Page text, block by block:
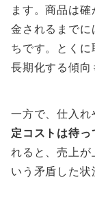
ます。商品は
金されるまでに
ちです。とく
長期化する傾向
一方で、仕入れ
定コストは待っ
れると、売上が
いう矛盾した状